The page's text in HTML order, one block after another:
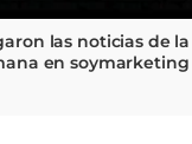
las noticias de la
en soymarketing